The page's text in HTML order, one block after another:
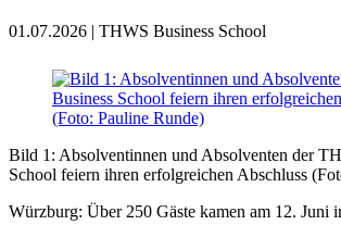
01.07.2026 | THWS Business School
Bild 1: Absolventinnen und Absolventen der
School feiern ihren erfolgreichen Abschluss
Würzburg: Über 250 Gäste kamen am 12. Juni